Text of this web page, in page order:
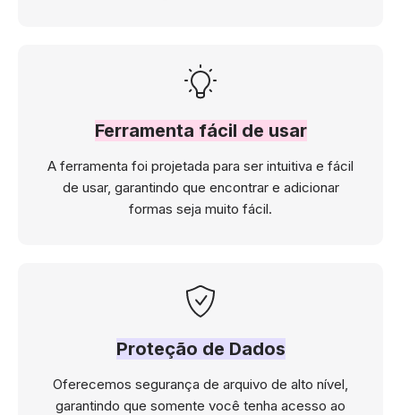
Ferramenta fácil de usar
A ferramenta foi projetada para ser intuitiva e fácil
de usar, garantindo que encontrar e adicionar
formas seja muito fácil.
Proteção de Dados
Oferecemos segurança de arquivo de alto nível,
garantindo que somente você tenha acesso ao